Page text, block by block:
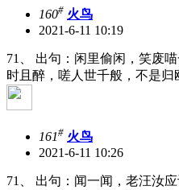
160# 火鸟
2021-6-11 10:19
71、 出句：闲里偷闲，笑废
时且醉，嗟人世千般，不是归
161# 火鸟
2021-6-11 10:26
71、 出句：闻一闻，老汪汝